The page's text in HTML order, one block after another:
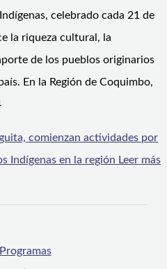
celebrado cada 21 de
la riqueza cultural, la
de los pueblos originarios
En la Región de Coquimbo,
comienzan actividades por
Indígenas en la región Leer más
Programas